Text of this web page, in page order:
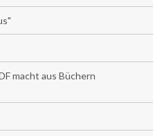
macht aus Büchern